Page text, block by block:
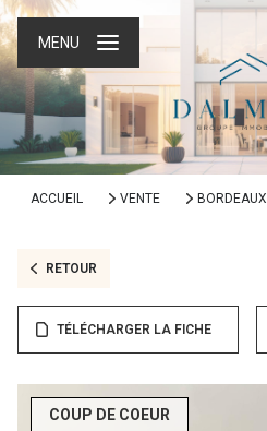
MENU
ACCUEIL VENTE BORDEAUX
RETOUR
TÉLÉCHARGER LA FICHE
COUP DE COEUR